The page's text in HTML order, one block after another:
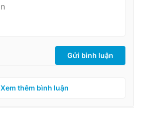
Gửi bình luận
Xem thêm bình luận